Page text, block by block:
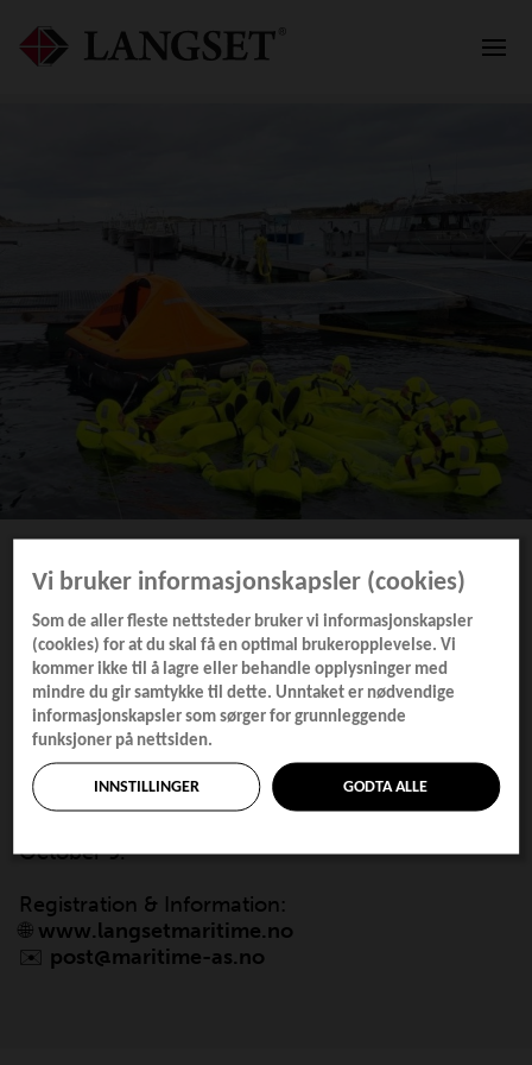
Langset Maritime - Safety
Course for Seafarers on
Smaller Vessels 9th
October
Langset Maritime are hosting a Safety Course for
October 9.
Registration & Information:
🌐 www.langsetmaritime.no
✉️ post@maritime-as.no
Vi bruker informasjonskapsler (cookies)
Som de aller fleste nettsteder bruker vi informasjonskapsler
(cookies) for at du skal få en optimal brukeropplevelse. Vi
kommer ikke til å lagre eller behandle opplysninger med
mindre du gir samtykke til dette. Unntaket er nødvendige
informasjonskapsler som sørger for grunnleggende
funksjoner på nettsiden.
INNSTILLINGER GODTA ALLE